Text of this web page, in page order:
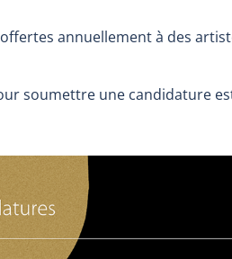
annuellement à des
soumettre une candidature